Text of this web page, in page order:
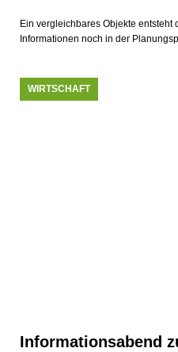
Ein vergleichbares Objekte
Informationen noch in der
Informationsabend
WIRTSCHAFT